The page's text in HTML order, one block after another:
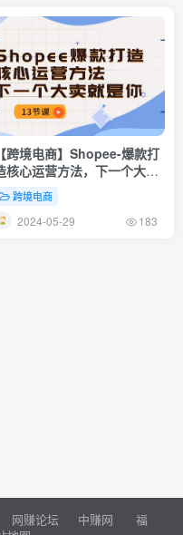
【跨境电商】Shopee-爆款打
核心运营方法，下一个大卖
就是你（13节课）
跨境电商
2024-05-29 183
网赚论坛 中赚网
福